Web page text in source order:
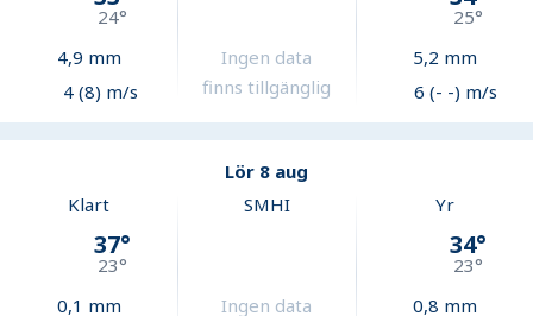
24°
4,9 mm
4 (8) m/s
Ingen data
finns tillgänglig
25°
5,2 mm
6 (- -) m/s
Lör 8 aug
Klart
37°
23°
0,1 mm
SMHI
Ingen data
Yr
34°
23°
0,8 mm